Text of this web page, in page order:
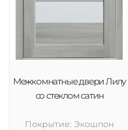
Межкомнатные двери Лилу
со стеклом сатин
Покрытие: Экошпон